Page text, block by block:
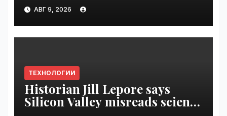
АВГ 9, 2026
ТЕХНОЛОГИИ
Historian Jill Lepore says
Silicon Valley misreads science